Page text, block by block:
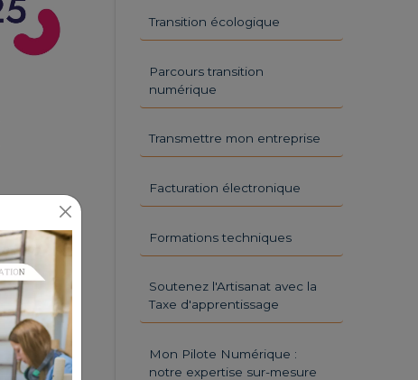
Transition écologique
Parcours transition
numérique
Transmettre mon entreprise
Facturation électronique
Formations techniques
Soutenez l'Artisanat avec la
Taxe d'apprentissage
Mon Pilote Numérique :
notre expertise sur-mesure